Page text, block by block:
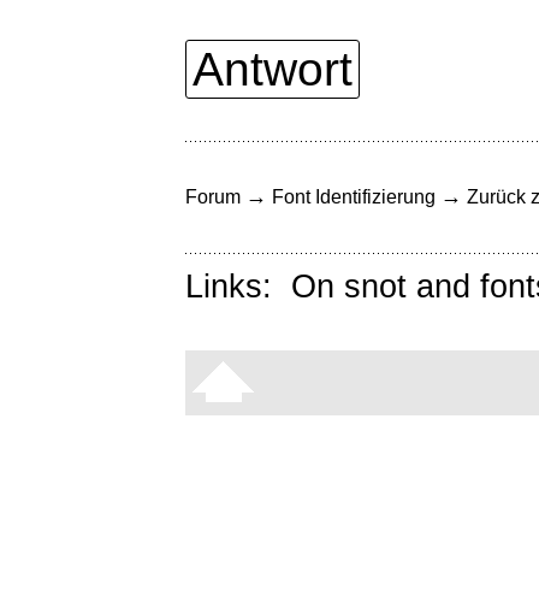
Antwort
Forum → Font Identifizierung → Zurück
Links: On snot and